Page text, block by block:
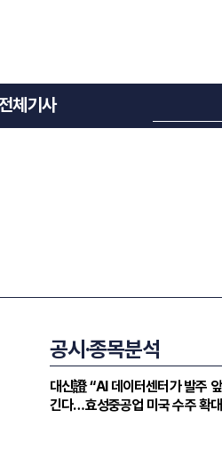
체기사
공시·종목분석
대신證 “AI 데이터센터가 발주
긴다…효성중공업 미국 수주 확